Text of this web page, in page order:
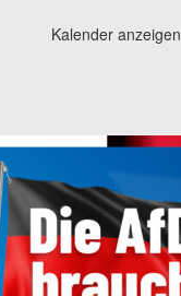
Kalender anzeigen